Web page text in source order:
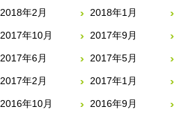
2018年2月 2018年1月
2017年10月 2017年9月
2017年6月 2017年5月
2017年2月 2017年1月
2016年10月 2016年9月